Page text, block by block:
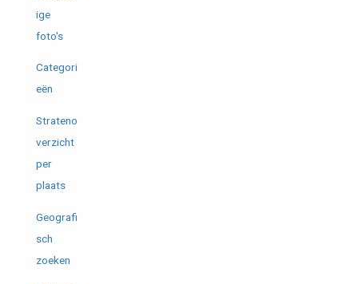
ige
foto's
Categori
eën
Strateno
verzicht
per
plaats
Geografi
sch
zoeken